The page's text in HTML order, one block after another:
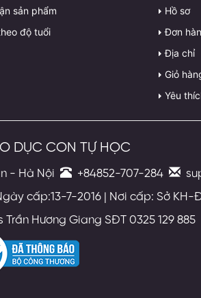
sản phẩm
độ tuổi
Hồ sơ
Đơn
Địa chỉ
Giỏ
Yêu
DỤC CON TỰ HỌC
- Hà Nội +84852-707-284
cấp:13-7-2016 | Nơi cấp: Sở KH-
Hương Giang SĐT 0325 129 885